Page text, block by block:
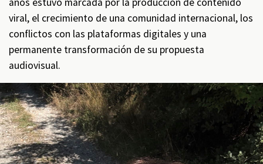
viral, el crecimiento de una comunidad internacional, los
conflictos con las plataformas digitales y una
permanente transformación de su propuesta
audiovisual.